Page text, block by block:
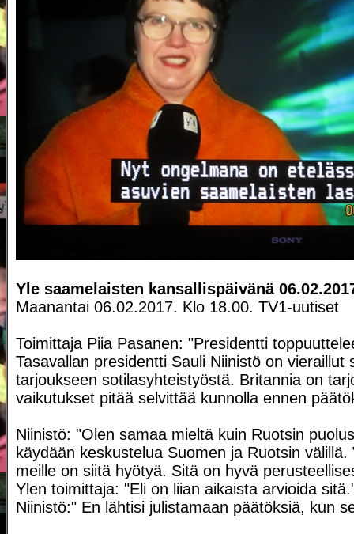
Yle saamelaisten kansallispäivänä
Maanantai 06.02.2017. Klo 18.00. TV1-uutiset
Toimittaja Piia Pasanen: "Presidentti
Tasavallan presidentti Sauli Niinistö on
tarjoukseen sotilasyhteistyöstä. Britannia on
vaikutukset pitää selvittää kunnolla ennen
Niinistö: "Olen samaa mieltä kuin Ruotsin
käydään keskustelua Suomen ja Ruotsin
meille on siitä hyötyä. Sitä on hyvä
Ylen toimittaja: "Eli on liian aikaista arvioida
Niinistö:" En lähtisi julistamaan päätöksiä, kun